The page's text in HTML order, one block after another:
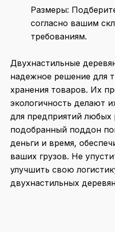
Размеры:
согласно вашим
требованиям.
Двухнастильные
надежное решение для
хранения товаров. Их
экологичность делают
для предприятий любых
подобранный поддон
деньги и время,
ваших грузов. Не
улучшить свою
двухнастильных